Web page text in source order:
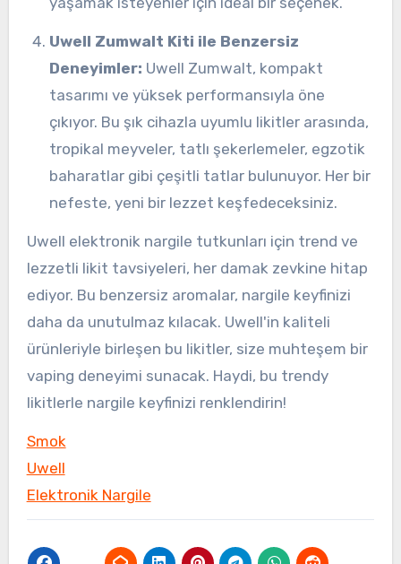
Uwell Zumwalt Kiti ile Benzersiz
Deneyimler: Uwell Zumwalt, kompakt
tasarımı ve yüksek performansıyla öne
çıkıyor. Bu şık cihazla uyumlu likitler arasında,
tropikal meyveler, tatlı şekerlemeler, egzotik
baharatlar gibi çeşitli tatlar bulunuyor. Her bir
nefeste, yeni bir lezzet keşfedeceksiniz.
Uwell elektronik nargile tutkunları için trend ve
lezzetli likit tavsiyeleri, her damak zevkine hitap
ediyor. Bu benzersiz aromalar, nargile keyfinizi
daha da unutulmaz kılacak. Uwell'in kaliteli
ürünleriyle birleşen bu likitler, size muhteşem bir
vaping deneyimi sunacak. Haydi, bu trendy
likitlerle nargile keyfinizi renklendirin!
Smok
Uwell
Elektronik Nargile